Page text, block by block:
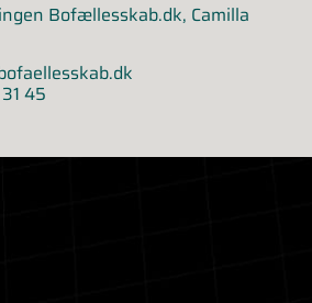
Bofællesskab.dk, Camilla
45